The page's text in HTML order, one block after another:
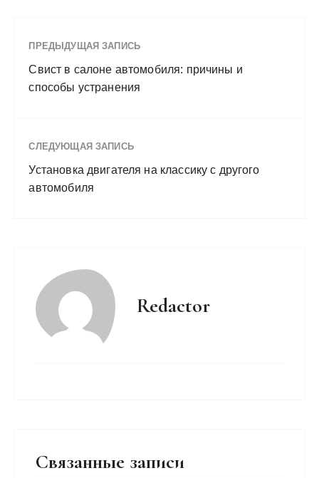
ПРЕДЫДУЩАЯ ЗАПИСЬ
Свист в салоне автомобиля: причины и
способы устранения
СЛЕДУЮЩАЯ ЗАПИСЬ
Установка двигателя на классику с другого
автомобиля
Redactor
Связанные записи